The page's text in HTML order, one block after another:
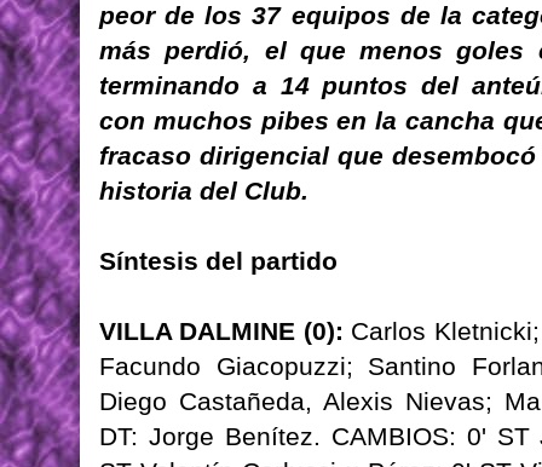
peor de los 37 equipos de la
más perdió, el que menos
terminando a 14 puntos del
con muchos pibes en la cancha
fracaso dirigencial que
historia del Club.
Síntesis del partido
VILLA DALMINE (0): Carlos
Facundo Giacopuzzi; Santino
Diego Castañeda, Alexis Nievas;
DT: Jorge Benítez. CAMBIOS: 0'